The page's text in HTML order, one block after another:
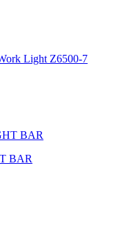
Light Z6500-7
BAR